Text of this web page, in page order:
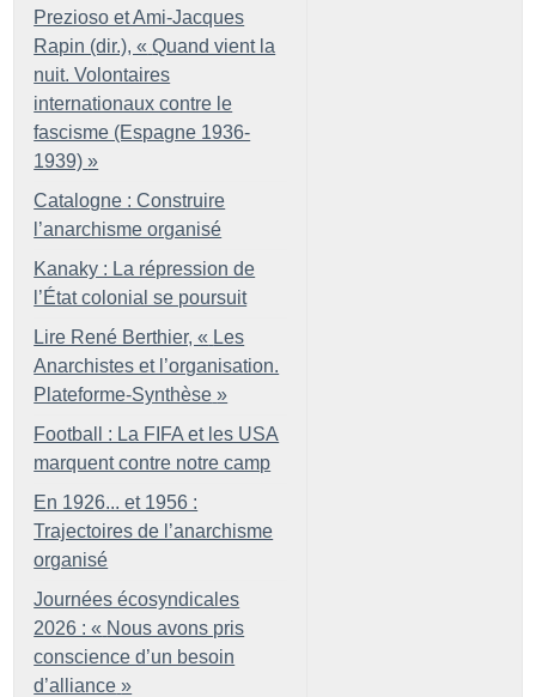
Prezioso et Ami-Jacques
Rapin (dir.), « Quand vient la
nuit. Volontaires
internationaux contre le
fascisme (Espagne 1936-
1939) »
Catalogne : Construire
l’anarchisme organisé
Kanaky : La répression de
l’État colonial se poursuit
Lire René Berthier, « Les
Anarchistes et l’organisation.
Plateforme-Synthèse »
Football : La FIFA et les USA
marquent contre notre camp
En 1926... et 1956 :
Trajectoires de l’anarchisme
organisé
Journées écosyndicales
2026 : « Nous avons pris
conscience d’un besoin
d’alliance »